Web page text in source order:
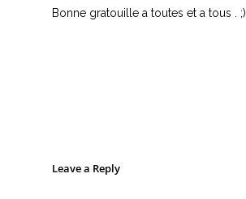
Bonne gratouille a toutes et a tous . ;)
Leave a Reply